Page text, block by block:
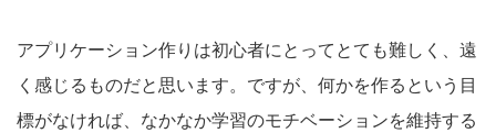
アプリケーション作りは初心者にとってとても難しく、遠
く感じるものだと思います。ですが、何かを作るという目
標がなければ、なかなか学習のモチベーションを維持する